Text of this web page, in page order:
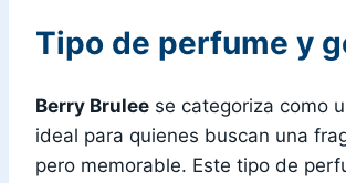
Tipo de perfume y
Berry Brulee se categoriza como
ideal para quienes buscan una
pero memorable. Este tipo de